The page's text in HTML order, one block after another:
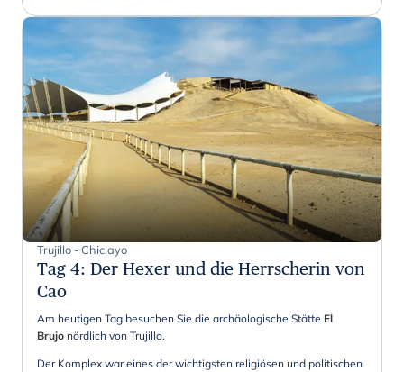
Trujillo - Chiclayo
Tag 4: Der Hexer und die Herrscherin von
Cao
Am heutigen Tag besuchen Sie die archäologische Stätte El
Brujo nördlich von Trujillo.
Der Komplex war eines der wichtigsten religiösen und politischen